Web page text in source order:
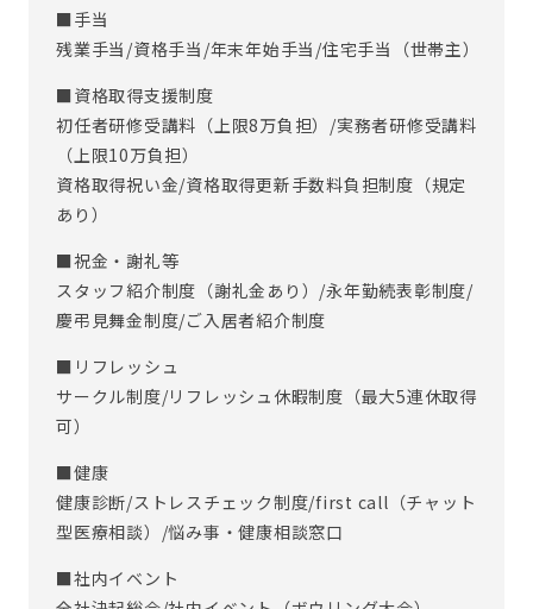
■手当
残業手当/資格手当/年末年始手当/住宅手当（世帯主）
■資格取得支援制度
初任者研修受講料（上限8万負担）/実務者研修受講料
（上限10万負担）
資格取得祝い金/資格取得更新手数料負担制度（規定
あり）
■祝金・謝礼等
スタッフ紹介制度（謝礼金あり）/永年勤続表彰制度/
慶弔見舞金制度/ご入居者紹介制度
■リフレッシュ
サークル制度/リフレッシュ休暇制度（最大5連休取得
可）
■健康
健康診断/ストレスチェック制度/first call（チャット
型医療相談）/悩み事・健康相談窓口
■社内イベント